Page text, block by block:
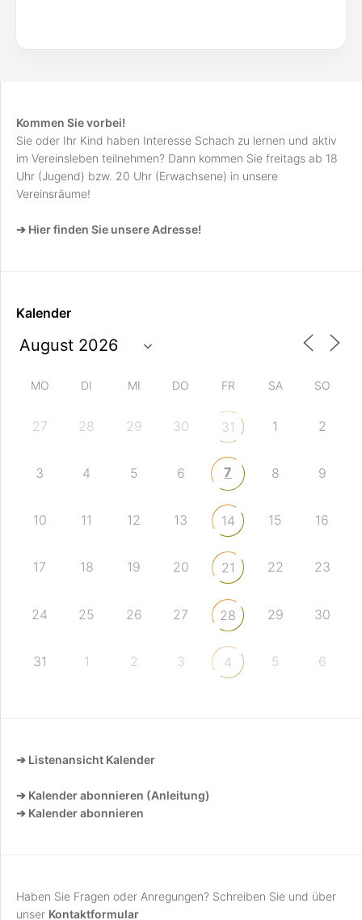
Kommen Sie vorbei!
Sie oder Ihr Kind haben Interesse Schach zu lernen und aktiv
im Vereinsleben teilnehmen? Dann kommen Sie freitags ab 18
Uhr (Jugend) bzw. 20 Uhr (Erwachsene) in unsere
Vereinsräume!
➔ Hier finden Sie unsere Adresse!
Kalender
MO DI MI DO FR SA SO
27 28 29 30 31 1 2
3 4 5 6 7 8 9
10 11 12 13 14 15 16
17 18 19 20 21 22 23
24 25 26 27 28 29 30
31 1 2 3 4 5 6
➔ Listenansicht Kalender
➔ Kalender abonnieren (Anleitung)
➔ Kalender abonnieren
Haben Sie Fragen oder Anregungen? Schreiben Sie und über
unser Kontaktformular